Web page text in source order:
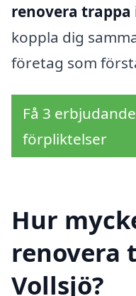
renovera trappa
koppla dig
företag som
Få 3
förpliktelser
Hur
renovera
Vollsjö?